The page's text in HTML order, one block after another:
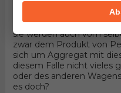
Fahrzeuge handelt! Hier
Nicht nur dass die
und 3 Türer Schrägheck
sie werden auch vom
zwar dem Produkt von
sich um Aggregat mit
diesem Falle nicht vieles
oder des anderen
es doch?